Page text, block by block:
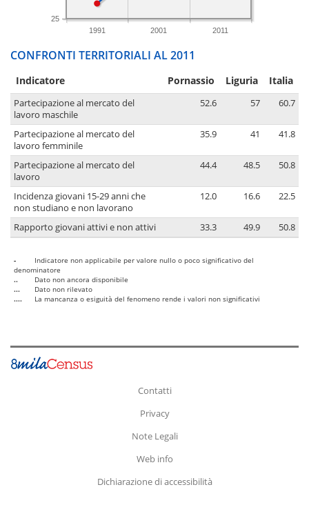
1991 2001 2011
25
CONFRONTI TERRITORIALI AL 2011
Indicatore Pornassio Liguria Italia
Partecipazione al mercato del
lavoro maschile
52.6 57 60.7
Partecipazione al mercato del
lavoro femminile
35.9 41 41.8
Partecipazione al mercato del
lavoro
44.4 48.5 50.8
Incidenza giovani 15-29 anni che
non studiano e non lavorano
12.0 16.6 22.5
Rapporto giovani attivi e non attivi 33.3 49.9 50.8
-
Indicatore non applicabile per valore nullo o poco significativo del
denominatore
..
Dato non ancora disponibile
...
Dato non rilevato
....
La mancanza o esiguità del fenomeno rende i valori non significativi
Contatti
Privacy
Note Legali
Web info
Dichiarazione di accessibilità